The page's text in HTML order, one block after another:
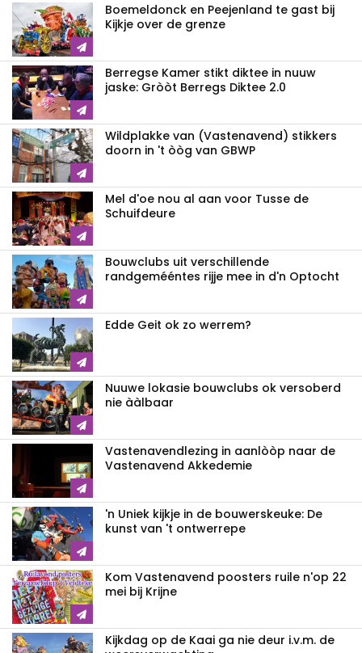
Boemeldonck en Peejenland te gast bij
Kijkje over de grenze
Berregse Kamer stikt diktee in nuuw
jaske: Gròòt Berregs Diktee 2.0
Wildplakke van (Vastenavend) stikkers
doorn in 't òòg van GBWP
Mel d'oe nou al aan voor Tusse de
Schuifdeure
Bouwclubs uit verschillende
randgemééntes rijje mee in d'n Optocht
Edde Geit ok zo werrem?
Nuuwe lokasie bouwclubs ok versoberd
nie ààlbaar
Vastenavendlezing in aanlòòp naar de
Vastenavend Akkedemie
'n Uniek kijkje in de bouwerskeuke: De
kunst van 't ontwerrepe
Kom Vastenavend poosters ruile n'op 22
mei bij Krijne
Kijkdag op de Kaai ga nie deur i.v.m. de